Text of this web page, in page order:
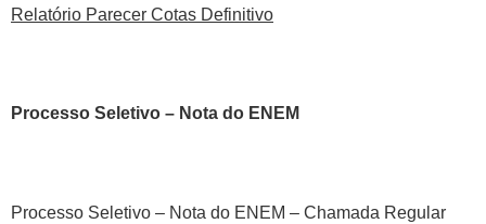
Relatório Parecer Cotas Definitivo
Processo Seletivo – Nota do ENEM
Processo Seletivo – Nota do ENEM – Chamada Regular